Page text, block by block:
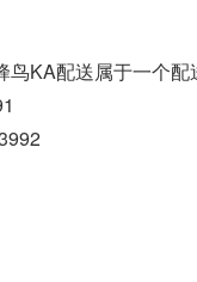
KA配送属于一个配